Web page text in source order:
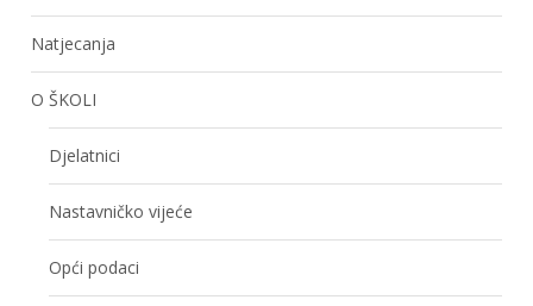
Natjecanja
O ŠKOLI
Djelatnici
Nastavničko vijeće
Opći podaci